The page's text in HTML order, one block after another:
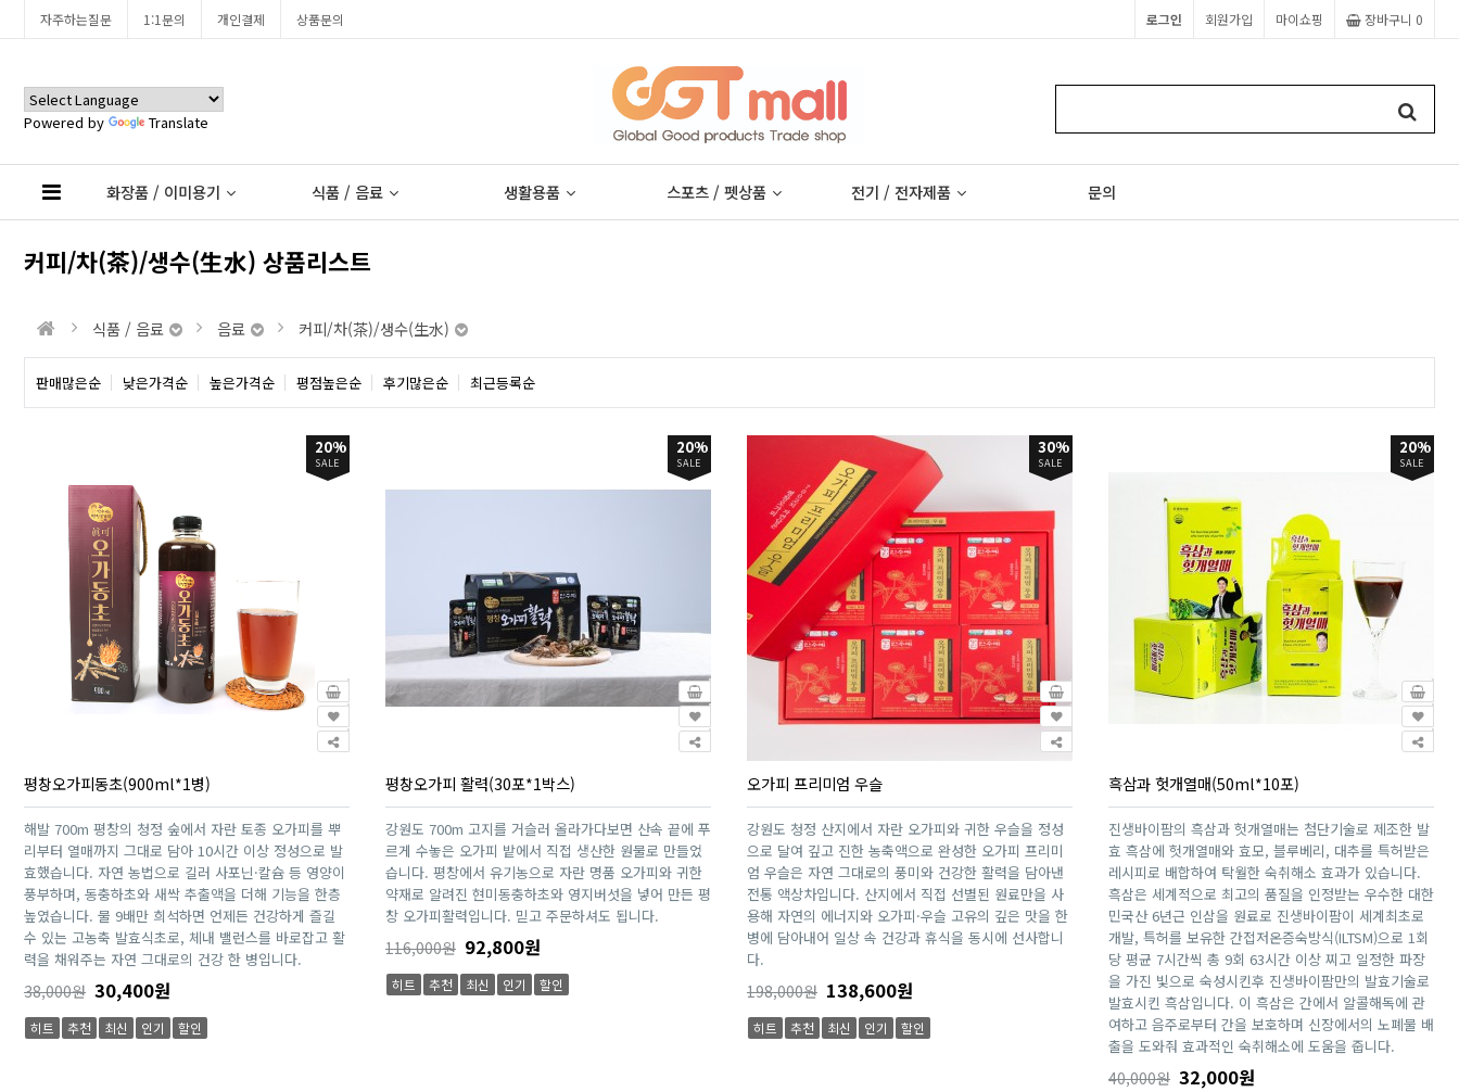
Powered by Translate
자주하는질문 1:1문의 개인결제 상품문의 장바구니 0
마이쇼핑
회원가입
로그인
화장품 / 이미용기 식품 / 음료 생활용품 스포츠 / 펫상품 전기 / 전자제품 문의
커피/차(茶)/생수(生水) 상품리스트
식품 / 음료 음료 커피/차(茶)/생수(生水)
판매많은순 낮은가격순 높은가격순 평점높은순 후기많은순 최근등록순
20%
SALE
평창오가피동초(900ml*1병)
해발 700m 평창의 청정 숲에서 자란 토종 오가피를 뿌
리부터 열매까지 그대로 담아 10시간 이상 정성으로 발
효했습니다. 자연 농법으로 길러 사포닌·칼슘 등 영양이
풍부하며, 동충하초와 새싹 추출액을 더해 기능을 한층
높였습니다. 물 9배만 희석하면 언제든 건강하게 즐길
수 있는 고농축 발효식초로, 체내 밸런스를 바로잡고 활
력을 채워주는 자연 그대로의 건강 한 병입니다.
38,000원 30,400원
히트 추천 최신 인기 할인
20%
SALE
평창오가피 활력(30포*1박스)
강원도 700m 고지를 거슬러 올라가다보면 산속 끝에 푸
르게 수놓은 오가피 밭에서 직접 생산한 원물로 만들었
습니다. 평창에서 유기농으로 자란 명품 오가피와 귀한
약재로 알려진 현미동충하초와 영지버섯을 넣어 만든 평
창 오가피활력입니다. 믿고 주문하셔도 됩니다.
116,000원 92,800원
히트 추천 최신 인기 할인
30%
SALE
오가피 프리미엄 우슬
강원도 청정 산지에서 자란 오가피와 귀한 우슬을 정성
으로 달여 깊고 진한 농축액으로 완성한 오가피 프리미
엄 우슬은 자연 그대로의 풍미와 건강한 활력을 담아낸
전통 액상차입니다. 산지에서 직접 선별된 원료만을 사
용해 자연의 에너지와 오가피·우슬 고유의 깊은 맛을 한
병에 담아내어 일상 속 건강과 휴식을 동시에 선사합니
다.
198,000원 138,600원
히트 추천 최신 인기 할인
20%
SALE
흑삼과 헛개열매(50ml*10포)
진생바이팜의 흑삼과 헛개열매는 첨단기술로 제조한 발
효 흑삼에 헛개열매와 효모, 블루베리, 대추를 특허받은
레시피로 배합하여 탁월한 숙취해소 효과가 있습니다.
흑삼은 세계적으로 최고의 품질을 인정받는 우수한 대한
민국산 6년근 인삼을 원료로 진생바이팜이 세계최초로
개발, 특허를 보유한 간접저온증숙방식(ILTSM)으로 1회
당 평균 7시간씩 총 9회 63시간 이상 찌고 일정한 파장
을 가진 빛으로 숙성시킨후 진생바이팜만의 발효기술로
발효시킨 흑삼입니다. 이 흑삼은 간에서 알콜해독에 관
여하고 음주로부터 간을 보호하며 신장에서의 노폐물 배
출을 도와줘 효과적인 숙취해소에 도움을 줍니다.
40,000원 32,000원